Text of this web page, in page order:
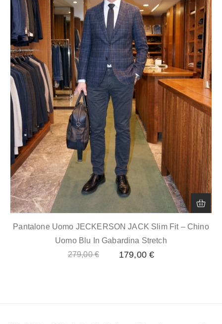
Pantalone Uomo JECKERSON JACK Slim Fit – Chino
Uomo Blu In Gabardina Stretch
279,00€ 179,00€